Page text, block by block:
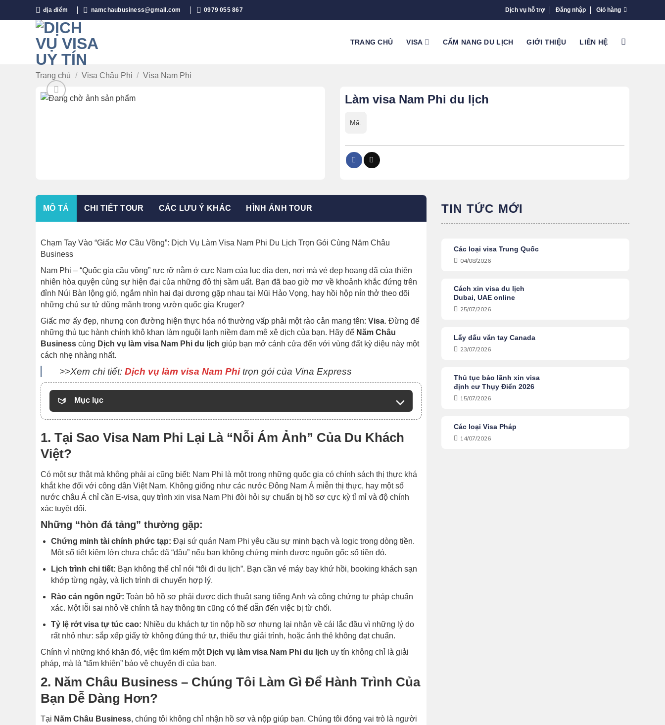
qua
địa điểm namchaubusiness@gmail.com 0979 055 867 Dịch vụ hỗ trợ Đăng nhập Giỏ hàng
TRANG CHỦ VISA CẨM NANG DU LỊCH GIỚI THIỆU LIÊN HỆ
Trang chủ / Visa Châu Phi / Visa Nam Phi
Làm visa Nam Phi du lịch
Mã:
MÔ TẢ CHI TIẾT TOUR CÁC LƯU Ý KHÁC HÌNH ẢNH TOUR
Chạm Tay Vào “Giấc Mơ Cầu Vồng”: Dịch Vụ Làm Visa Nam Phi Du Lịch Trọn Gói Cùng Năm Châu
Business
Nam Phi – “Quốc gia cầu vồng” rực rỡ nằm ở cực Nam của lục địa đen, nơi mà vẻ đẹp hoang dã của thiên
nhiên hòa quyện cùng sự hiện đại của những đô thị sầm uất. Bạn đã bao giờ mơ về khoảnh khắc đứng trên
đỉnh Núi Bàn lộng gió, ngắm nhìn hai đại dương gặp nhau tại Mũi Hảo Vọng, hay hồi hộp nín thở theo dõi
những chú sư tử dũng mãnh trong vườn quốc gia Kruger?
Giấc mơ ấy đẹp, nhưng con đường hiện thực hóa nó thường vấp phải một rào cản mang tên: Visa. Đừng để
những thủ tục hành chính khô khan làm nguội lạnh niềm đam mê xê dịch của bạn. Hãy để Năm Châu
Business cùng Dịch vụ làm visa Nam Phi du lịch giúp bạn mở cánh cửa đến với vùng đất kỳ diệu này một
cách nhẹ nhàng nhất.
>>Xem chi tiết: Dịch vụ làm visa Nam Phitrọn gói của Vina Express
Mục lục
1. Tại Sao Visa Nam Phi Lại Là “Nỗi Ám Ảnh” Của Du Khách
Việt?
Có một sự thật mà không phải ai cũng biết: Nam Phi là một trong những quốc gia có chính sách thị thực khá
khắt khe đối với công dân Việt Nam. Không giống như các nước Đông Nam Á miễn thị thực, hay một số
nước châu Á chỉ cần E-visa, quy trình xin visa Nam Phi đòi hỏi sự chuẩn bị hồ sơ cực kỳ tỉ mỉ và độ chính
xác tuyệt đối.
Những “hòn đá tảng” thường gặp:
Chứng minh tài chính phức tạp: Đại sứ quán Nam Phi yêu cầu sự minh bạch và logic trong dòng tiền.
Một sổ tiết kiệm lớn chưa chắc đã “đậu” nếu bạn không chứng minh được nguồn gốc số tiền đó.
Lịch trình chi tiết: Bạn không thể chỉ nói “tôi đi du lịch”. Bạn cần vé máy bay khứ hồi, booking khách sạn
khớp từng ngày, và lịch trình di chuyển hợp lý.
Rào cản ngôn ngữ: Toàn bộ hồ sơ phải được dịch thuật sang tiếng Anh và công chứng tư pháp chuẩn
xác. Một lỗi sai nhỏ về chính tả hay thông tin cũng có thể dẫn đến việc bị từ chối.
Tỷ lệ rớt visa tự túc cao: Nhiều du khách tự tin nộp hồ sơ nhưng lại nhận về cái lắc đầu vì những lý do
rất nhỏ như: sắp xếp giấy tờ không đúng thứ tự, thiếu thư giải trình, hoặc ảnh thẻ không đạt chuẩn.
Chính vì những khó khăn đó, việc tìm kiếm một Dịch vụ làm visa Nam Phi du lịch uy tín không chỉ là giải
pháp, mà là “tấm khiên” bảo vệ chuyến đi của bạn.
2. Năm Châu Business – Chúng Tôi Làm Gì Để Hành Trình Của
Bạn Dễ Dàng Hơn?
Tại Năm Châu Business, chúng tôi không chỉ nhận hồ sơ và nộp giúp bạn. Chúng tôi đóng vai trò là người
TIN TỨC MỚI
Các loại visa Trung Quốc
04/08/2026
Cách xin visa du lịch
Dubai, UAE online
25/07/2026
Lấy dấu văn tay Canada
23/07/2026
Thủ tục bảo lãnh xin visa
định cư Thụy Điển 2026
15/07/2026
Các loại Visa Pháp
14/07/2026